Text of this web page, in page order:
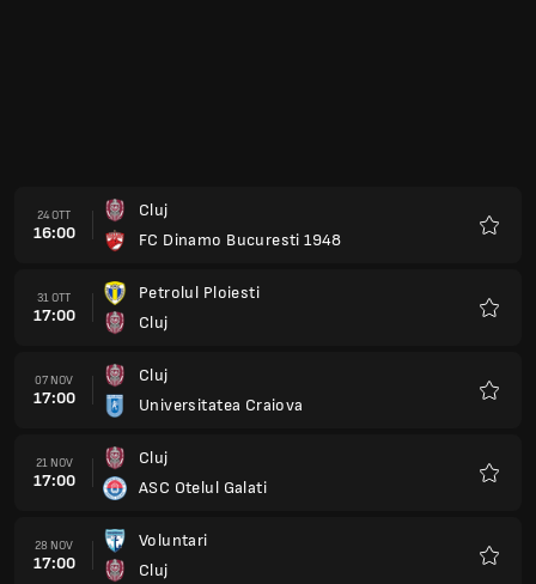
24 OTT
16:00
Cluj
FC Dinamo Bucuresti 1948
31 OTT
17:00
Petrolul Ploiesti
Cluj
07 NOV
17:00
Cluj
Universitatea Craiova
21 NOV
17:00
Cluj
ASC Otelul Galati
28 NOV
17:00
Voluntari
Cluj